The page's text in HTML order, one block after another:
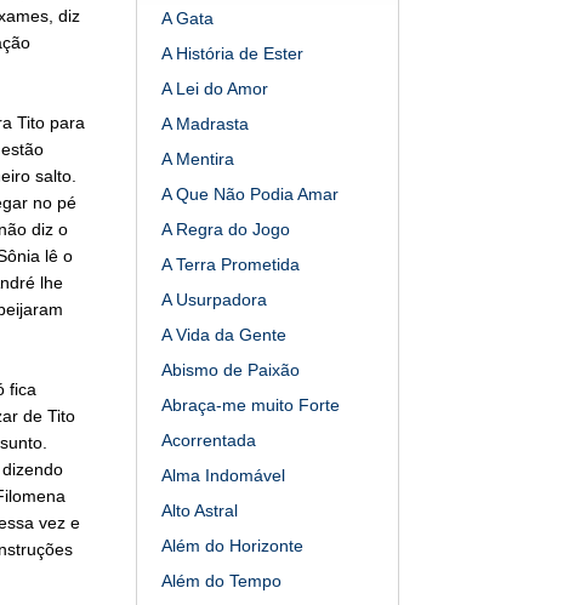
diz
Tito para
salto.
no pé
diz o
lê o
lhe
fica
de Tito
vez e
A Gata
A História de Ester
A Lei do Amor
A Madrasta
A Mentira
A Que Não Podia Amar
A Regra do Jogo
A Terra Prometida
A Usurpadora
A Vida da Gente
Abismo de Paixão
Abraça-me muito Forte
Acorrentada
Alma Indomável
Alto Astral
Além do Horizonte
Além do Tempo